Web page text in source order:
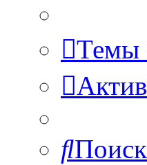
Темы
Поиск